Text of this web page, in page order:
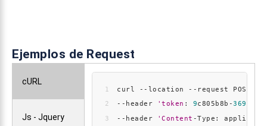
Ejemplos de Request
cURL
Js - Jquery
curl --location --request POST
--header
'token : 9c805b8b-369
--header
'Content -Type: